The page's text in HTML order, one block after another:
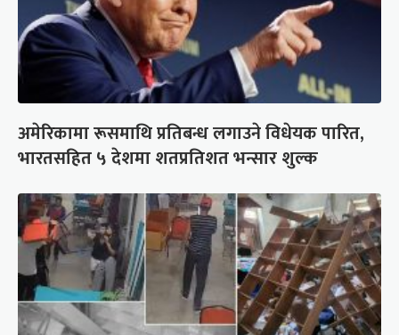
अमेरिकामा रूसमाथि प्रतिबन्ध लगाउने विधेयक पारित,
भारतसहित ५ देशमा शतप्रतिशत भन्सार शुल्क